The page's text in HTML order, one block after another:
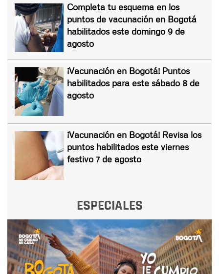
Completa tu esquema en los
puntos de vacunación en Bogotá
habilitados este domingo 9 de
agosto
¡Vacunación en Bogotá! Puntos
habilitados para este sábado 8 de
agosto
¡Vacunación en Bogotá! Revisa los
puntos habilitados este viernes
festivo 7 de agosto
ESPECIALES